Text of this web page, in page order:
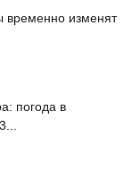
временно изменят
погода в